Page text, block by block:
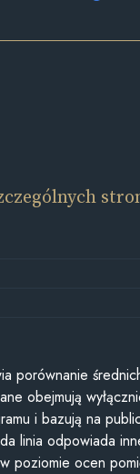
porównanie
obejmują
i bazują na
linia odpowiada
poziomie ocen